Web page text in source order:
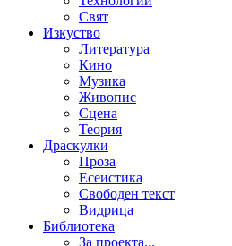
Свят
Изкуство
Литература
Кино
Музика
Живопис
Сцена
Теория
Драскулки
Проза
Есеистика
Свободен текст
Видрица
Библиотека
За проекта...